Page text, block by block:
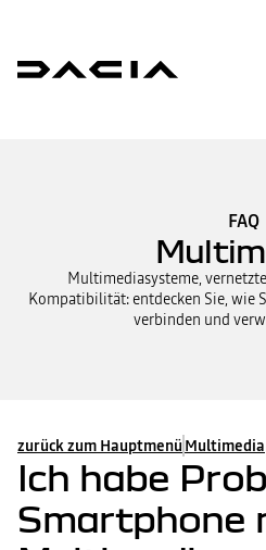
FAQ
Multimediasysteme,
Kompatibilität: entdecken Sie, wie
verbinden und
zurück zum Hauptmenü Multimedia
Ich habe
Smartphone